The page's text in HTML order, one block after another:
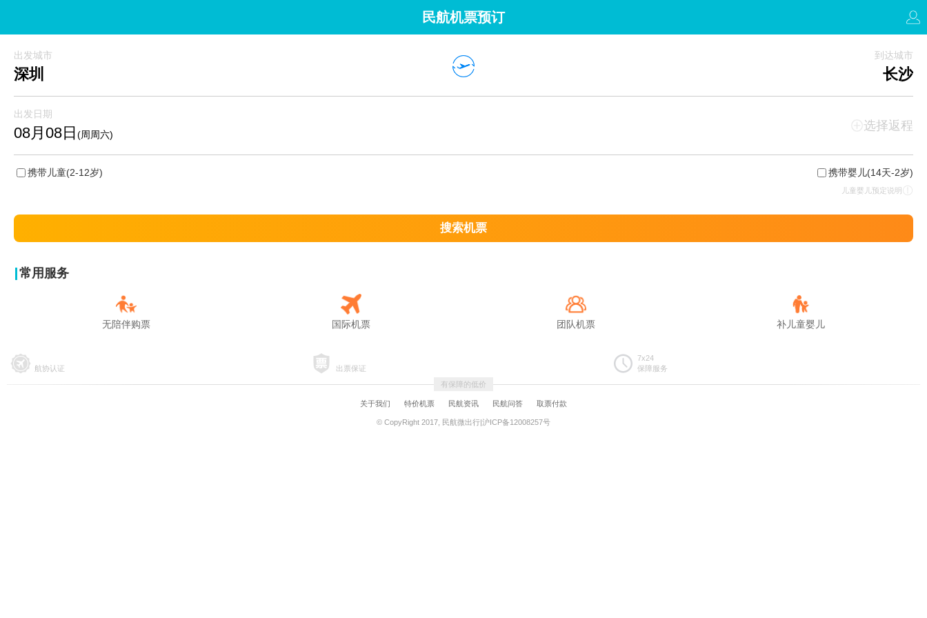
民航机票预订
出发城市
深圳
到达城市
长沙
出发日期
08月08日 (周周六)
选择返程
携带儿童(2-12岁) 携带婴儿(14天-2岁)
儿童婴儿预定说明
搜索机票
常用服务
无陪伴购票 国际机票 团队机票 补儿童婴儿
航协认证 出票保证
7x24
保障服务
有保障的低价
关于我们 特价机票 民航资讯 民航问答 取票付款
© CopyRight 2017, 民航微出行|沪ICP备12008257号